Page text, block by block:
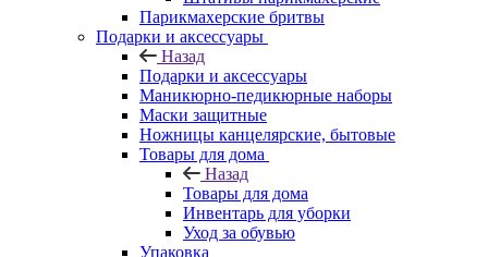
Парикмахерские бритвы
Подарки и аксессуары
Назад
Подарки и аксессуары
Маникюрно-педикюрные наборы
Маски защитные
Ножницы канцелярские, бытовые
Товары для дома
Назад
Товары для дома
Инвентарь для уборки
Уход за обувью
Упаковка